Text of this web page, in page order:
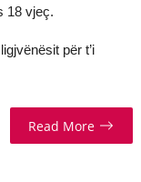
18 vjeç.
për t’i
Read More